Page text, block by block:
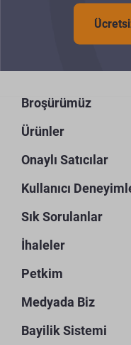
Broşürümüz
Ürünler
Onaylı Satıcılar
Kullanıcı
Sık Sorulanlar
İhaleler
Petkim
Medyada Biz
Bayilik Sistemi